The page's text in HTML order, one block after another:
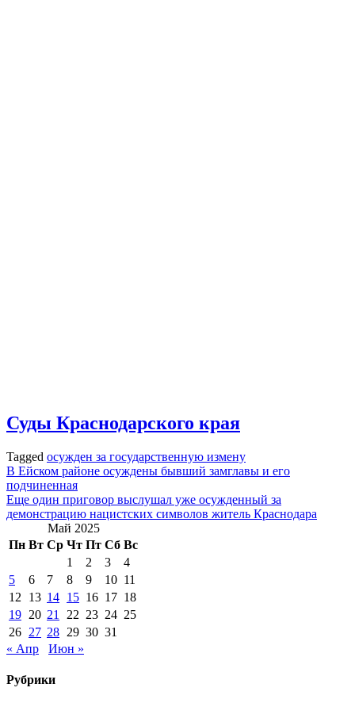
Суды Краснодарского края
Tagged осужден за государственную измену
Навигация
по
записям
В Ейском районе осуждены бывший замглавы и его
подчиненная
Еще один приговор выслушал уже осужденный за
демонстрацию нацистских символов житель Краснодара
Май 2025
Пн Вт Ср Чт Пт Сб Вс
1
2 3
4
5
6 7 8 9 10 11
12
13 14 15 16 17 18
19 20 21 22 23 24 25
26 27 28 29 30 31
« Апр
Июн »
Рубрики